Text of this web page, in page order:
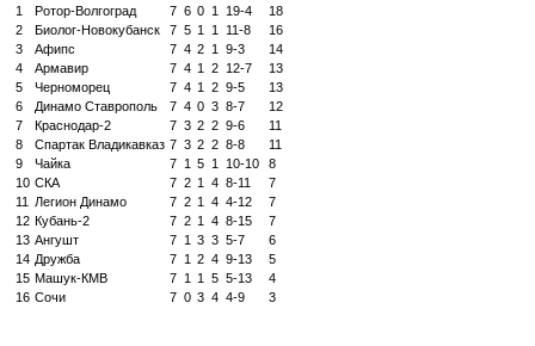
1
Ротор-Волгоград 7 6 0 1 19-4
18
2
Биолог-Новокубанск 7 5 1 1 11-8
16
3
Афипс 7 4 2 1 9-3
14
4
Армавир 7 4 1 2 12-7
13
5
Черноморец 7 4 1 2 9-5
13
6
Динамо Ставрополь 7 4 0 3 8-7
12
7
Краснодар-2 7 3 2 2 9-6
11
8
Спартак Владикавказ 7 3 2 2 8-8
11
9
Чайка 7 1 5 1 10-10
8
10 СКА 7 2 1 4 8-11
7
11
Легион Динамо 7 2 1 4 4-12
7
12 Кубань-2 7 2 1 4 8-15
7
13 Ангушт 7 1 3 3 5-7
6
14 Дружба 7 1 2 4 9-13
5
15 Машук-КМВ 7 1 1 5 5-13
4
16 Сочи 7 0 3 4 4-9 3